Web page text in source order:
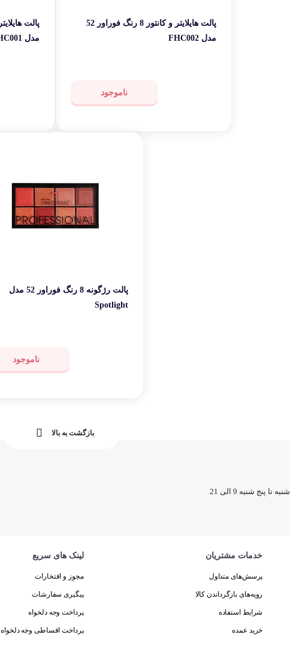
پالت هایلایتر و کانتور 8 رنگ فوراور 52
مدل FHC002
ناموجود
مدل FHC001
پالت رژگونه 8 رنگ فوراور 52 مدل
Spotlight
ناموجود
بازگشت به بالا
شنبه تا پنج شنبه 9 الی 21
خدمات مشتریان
پرسش‌های متداول
رویه‌های بازگرداندن کالا
شرایط استفاده
خرید عمده
لینک های سریع
مجوز و افتخارات
پیگیری سفارشات
پرداخت وجه دلخواه
پرداخت اقساطی وجه دلخواه